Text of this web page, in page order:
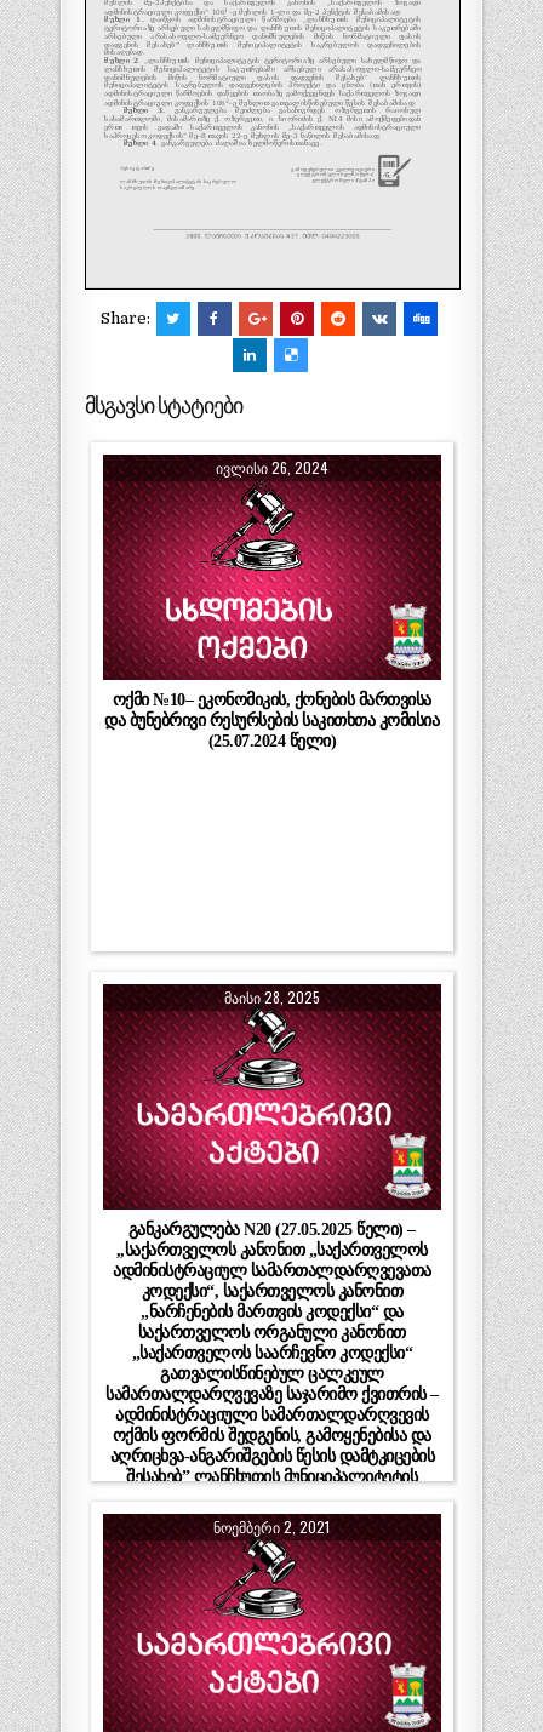
Share:
მსგავსი სტატიები
ᲘᲕᲚᲘᲡᲘ 26, 2024
ოქმი №10– ეკონომიკის, ქონების მართვისა
და ბუნებრივი რესურსების საკითხთა კომისია
(25.07.2024 წელი)
ᲛᲐᲘᲡᲘ 28, 2025
განკარგულება N20 (27.05.2025 წელი) –
,,საქართველოს კანონით „საქართველოს
ადმინისტრაციულ სამართალდარღვევათა
კოდექსი“, საქართველოს კანონით
„ნარჩენების მართვის კოდექსი“ და
საქართველოს ორგანული კანონით
„საქართველოს საარჩევნო კოდექსი“
გათვალისწინებულ ცალკეულ
სამართალდარღვევაზე საჯარიმო ქვითრის –
ადმინისტრაციული სამართალდარღვევის
ოქმის ფორმის შედგენის, გამოყენებისა და
აღრიცხვა-ანგარიშგების წესის დამტკიცების
შესახებ” ლანჩხუთის მუნიციპალიტეტის
დადგენილებაში ცვლილების შეტანის
შესახებ“ ლანჩხუთის მუნიციპალიტეტის
საკრებულოს დადგენილების მისაღებად
ადმინისტრაციული წარმოების დაწყების
თაობაზე”
ᲜᲝᲔᲛᲑᲔᲠᲘ 2, 2021